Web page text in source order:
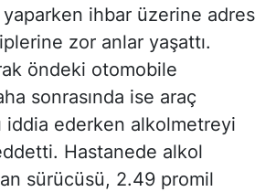
ihbar üzerine adres
zor anlar yaşattı.
öndeki otomobile
sonrasında ise araç
iddia ederken alkolmetreyi
Hastanede alkol
sürücüsü, 2.49 promil